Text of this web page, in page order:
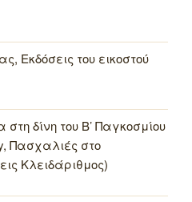
Εκδόσεις του εικοστού
δίνη του Β’ Παγκοσμίου
Πασχαλιές στο
Κλειδάριθμος)